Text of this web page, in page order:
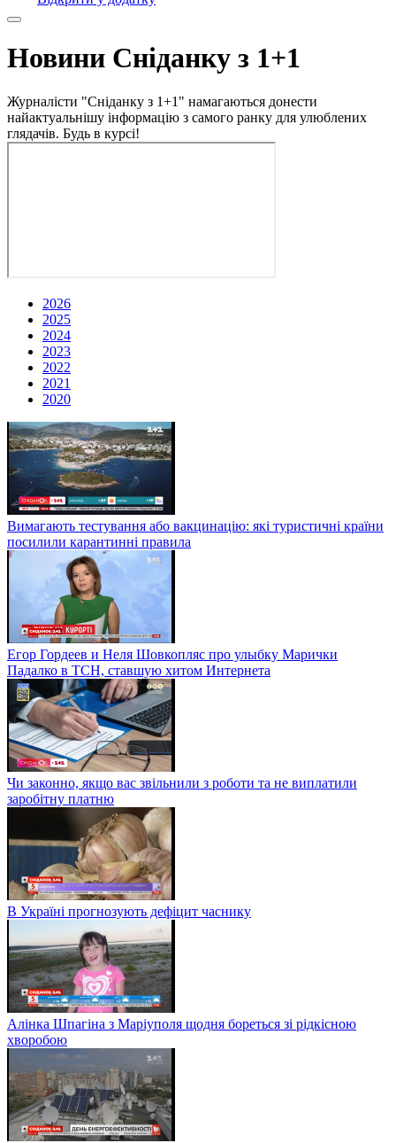
Новини Сніданку з 1+1
Журналісти "Сніданку з 1+1" намагаються донести
найактуальнішу інформацію з самого ранку для улюблених
глядачів. Будь в курсі!
2026
2025
2024
2023
2022
2021
2020
Вимагають тестування або вакцинацію: які туристичні країни
посилили карантинні правила
Егор Гордеев и Неля Шовкопляс про улыбку Марички
Падалко в ТСН, ставшую хитом Интернета
Чи законно, якщо вас звільнили з роботи та не виплатили
заробітну платню
В Україні прогнозують дефіцит часнику
Алінка Шпагіна з Маріуполя щодня бореться зі рідкісною
хворобою